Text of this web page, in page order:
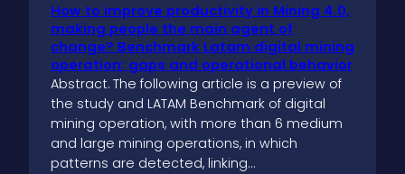
How to improve productivity in Mining 4.0,
making people the main agent of
change? Benchmark Latam digital mining
operation: gaps and operational behavior
Abstract. The following article is a preview of
the study and LATAM Benchmark of digital
mining operation, with more than 6 medium
and large mining operations, in which
patterns are detected, linking…